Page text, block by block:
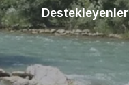
Destekleyenler